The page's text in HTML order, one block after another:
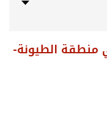
منطقة الطيونة-